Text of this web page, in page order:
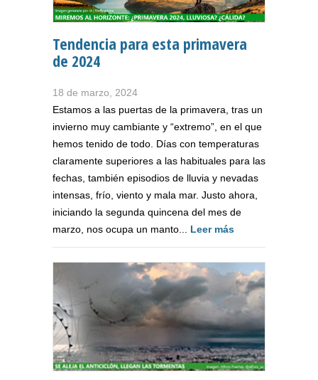
Tendencia para esta primavera
de 2024
18 de marzo, 2024
Estamos a las puertas de la primavera, tras un
invierno muy cambiante y “extremo”, en el que
hemos tenido de todo. Días con temperaturas
claramente superiores a las habituales para las
fechas, también episodios de lluvia y nevadas
intensas, frío, viento y mala mar. Justo ahora,
iniciando la segunda quincena del mes de
marzo, nos ocupa un manto... Leer más